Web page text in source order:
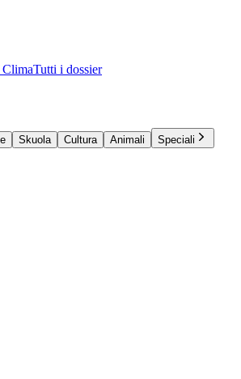
ClimaTutti i dossier
Skuola Cultura Animali
Speciali